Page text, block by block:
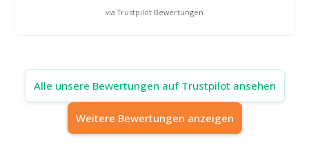
via Trustpilot Bewertungen
Alle unsere Bewertungen auf Trustpilot ansehen
Weitere Bewertungen anzeigen